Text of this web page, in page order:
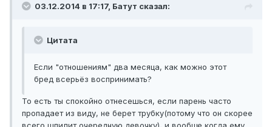
03.12.2014 в 17:17, Батут сказал:
Цитата
Если "отношениям" два месяца, как можно этот
бред всерьёз воспринимать?
То есть ты спокойно отнесешься, если парень часто
пропадает из виду, не берет трубку(потому что он скорее
всего шпилит очередную девочку), и вообще когда ему